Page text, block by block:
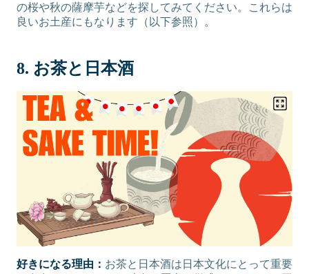
の桜や秋の薩摩芋などを探してみてください。これらは
良いお土産にもなります（以下参照）。
8. お茶と日本酒
好きになる理由： お茶と日本酒は日本文化にとって重要